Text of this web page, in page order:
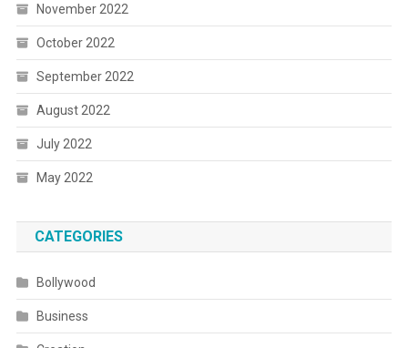
November 2022
October 2022
September 2022
August 2022
July 2022
May 2022
CATEGORIES
Bollywood
Business